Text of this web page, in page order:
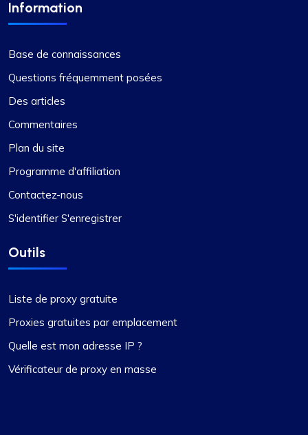
Information
Base de connaissances
Questions fréquemment posées
Des articles
Commentaires
Plan du site
Programme d'affiliation
Contactez-nous
S'identifier S'enregistrer
Outils
Liste de proxy gratuite
Proxies gratuites par emplacement
Quelle est mon adresse IP ?
Vérificateur de proxy en masse